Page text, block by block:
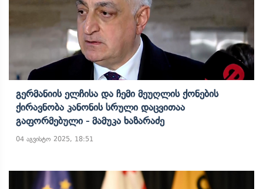
Გერმანიის Ელჩისა Და Ჩემი Მეუღლის Ქონების
Ქირავნობა Კანონის Სრული Დაცვითაა
Გაფორმებული - Მამუკა Ხაზარაძე
04 აგვისტო 2025, 18:51